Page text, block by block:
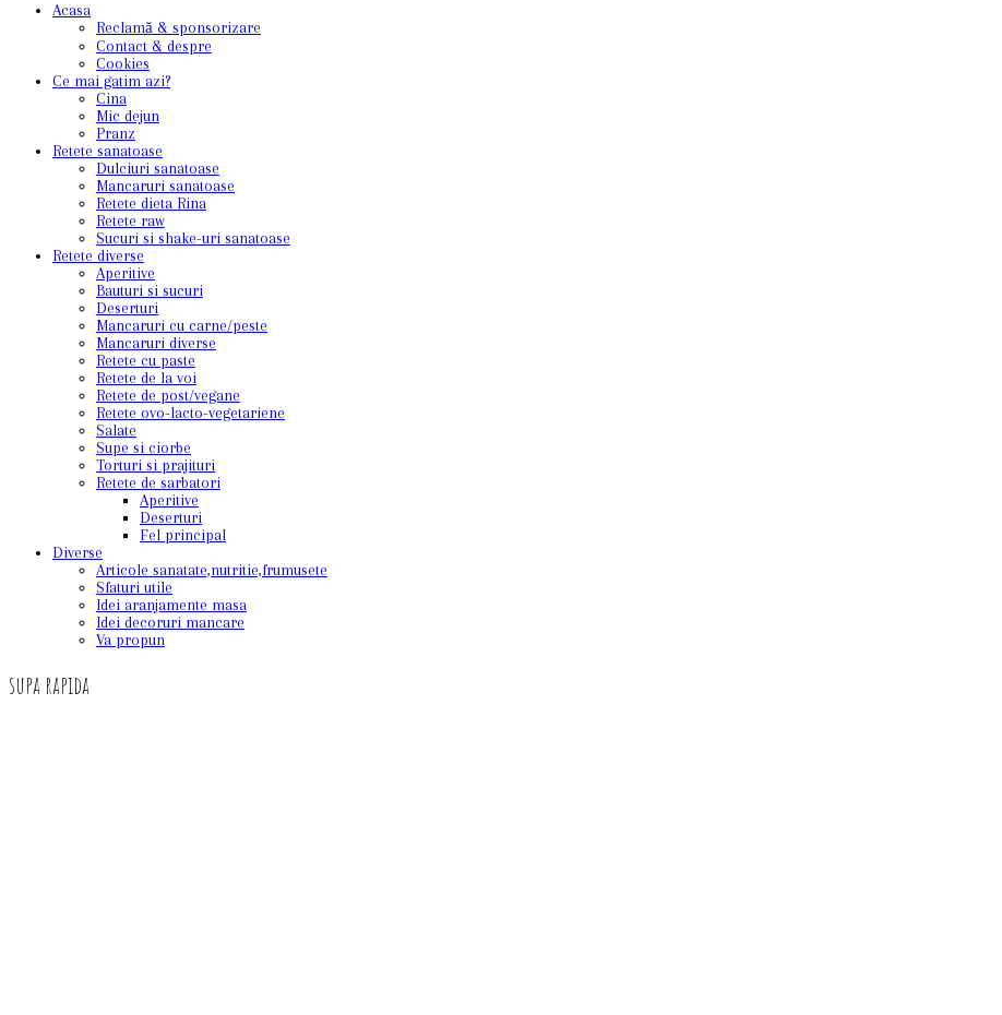
Acasa
Reclamă & sponsorizare
Contact & despre
Cookies
Ce mai gatim azi?
Cina
Mic dejun
Pranz
Retete sanatoase
Dulciuri sanatoase
Mancaruri sanatoase
Retete dieta Rina
Retete raw
Sucuri si shake-uri sanatoase
Retete diverse
Aperitive
Bauturi si sucuri
Deserturi
Mancaruri cu carne/peste
Mancaruri diverse
Retete cu paste
Retete de la voi
Retete de post/vegane
Retete ovo-lacto-vegetariene
Salate
Supe si ciorbe
Torturi si prajituri
Retete de sarbatori
Aperitive
Deserturi
Fel principal
Diverse
Articole sanatate,nutritie,frumusete
Sfaturi utile
Idei aranjamente masa
Idei decoruri mancare
Va propun
supa rapida